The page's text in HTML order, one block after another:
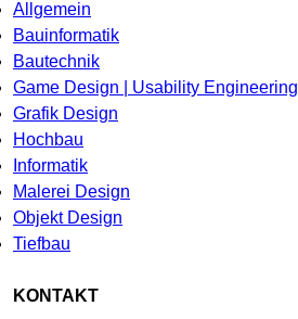
Allgemein
Bauinformatik
Bautechnik
Game Design | Usability Engineering
Grafik Design
Hochbau
Informatik
Malerei Design
Objekt Design
Tiefbau
KONTAKT